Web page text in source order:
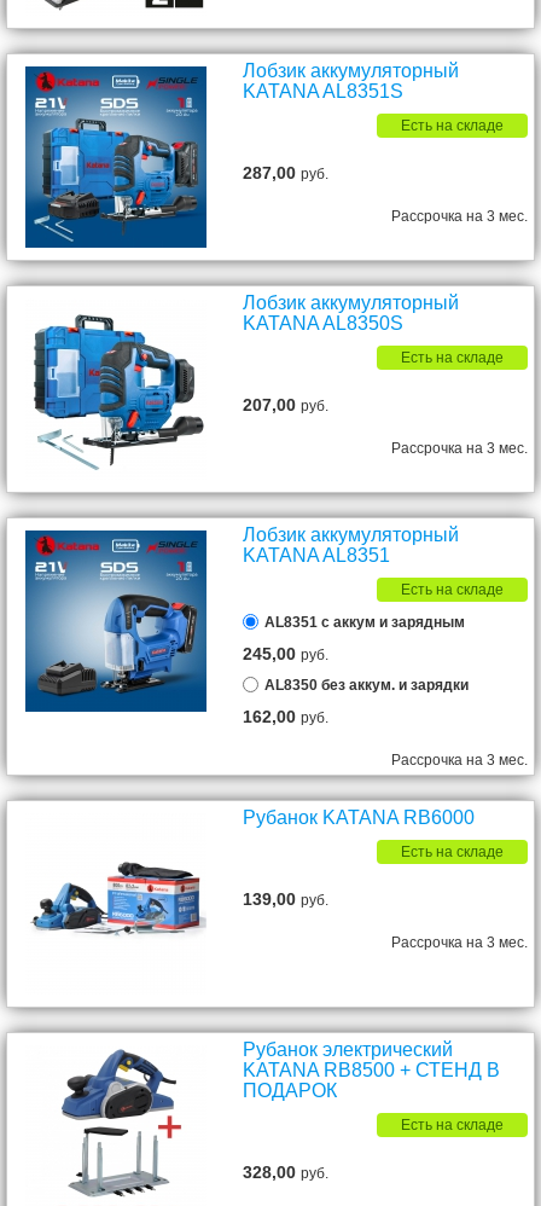
Лобзик аккумуляторный
KATANA AL8351S
Есть на складе
287,00руб.
Рассрочка на 3 мес.
Лобзик аккумуляторный
KATANA AL8350S
Есть на складе
207,00руб.
Рассрочка на 3 мес.
Лобзик аккумуляторный
KATANA AL8351
Есть на складе
AL8351 с аккум и зарядным
245,00руб.
AL8350 без аккум. и зарядки
162,00руб.
Рассрочка на 3 мес.
Рубанок KATANA RB6000
Есть на складе
139,00руб.
Рассрочка на 3 мес.
Рубанок электрический
KATANA RB8500 + СТЕНД В
ПОДАРОК
Есть на складе
328,00руб.